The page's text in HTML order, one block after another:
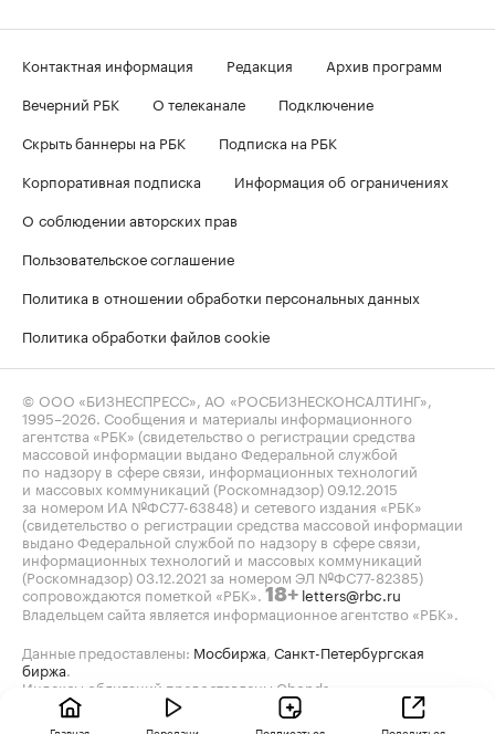
Контактная информация Редакция
Архив программ
Вечерний РБК
О телеканале
Подключение
Скрыть баннеры на РБК
Подписка на РБК
Корпоративная подписка
Информация об ограничениях
О соблюдении авторских прав
Пользовательское соглашение
Политика в отношении обработки персональных данных
Политика обработки файлов cookie
© ООО «БИЗНЕСПРЕСС», АО «РОСБИЗНЕСКОНСАЛТИНГ»,
1995–2026 . Сообщения и материалы информационного
агентства «РБК» (свидетельство о регистрации средства
массовой информации выдано Федеральной службой
по надзору в сфере связи, информационных технологий
и массовых коммуникаций (Роскомнадзор) 09.12.2015
за номером ИА №ФС77-63848) и сетевого издания «РБК»
(свидетельство о регистрации средства массовой информации
выдано Федеральной службой по надзору в сфере связи,
информационных технологий и массовых коммуникаций
(Роскомнадзор) 03.12.2021 за номером ЭЛ №ФС77-82385)
сопровождаются пометкой «РБК». 18+ letters@rbc.ru
Владельцем сайта является информационное агентство «РБК».
Данные предоставлены: Мосбиржа Санкт-Петербургская
биржа
Индексы облигаций предоставлены Cbonds.